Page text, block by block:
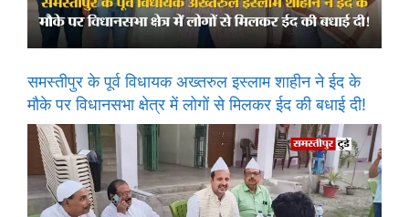
समस्तीपुर के पूर्व विधायक अख्तरुल इस्लाम शाहीन ने ईद के
मौके पर विधानसभा क्षेत्र में लोगों से मिलकर ईद की बधाई दी!